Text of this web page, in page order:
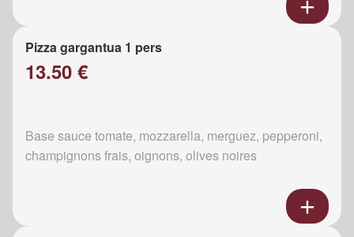
Pizza gargantua 1 pers
13.50 €
Base sauce tomate, mozzarella, merguez, pepperoni,
champignons frais, oignons, olives noires